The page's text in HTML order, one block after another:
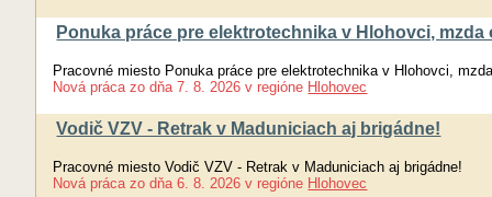
Ponuka práce pre elektrotechnika v Hlohovci, mzda
Pracovné miesto Ponuka práce pre elektrotechnika v Hlohovci,
Nová práca zo dňa 7. 8. 2026 v regióne Hlohovec
Vodič VZV - Retrak v Maduniciach aj brigádne!
Pracovné miesto Vodič VZV - Retrak v Maduniciach aj brigádne!
Nová práca zo dňa 6. 8. 2026 v regióne Hlohovec